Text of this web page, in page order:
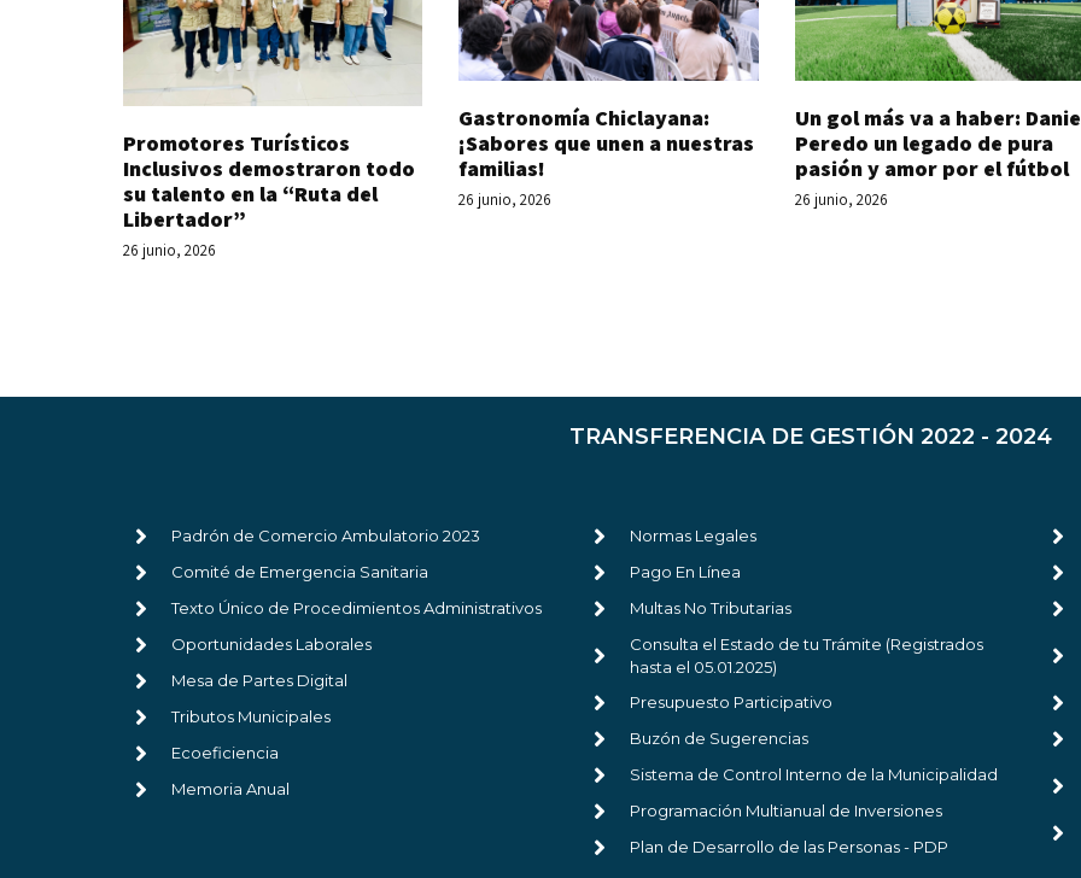
Promotores Turísticos
Inclusivos demostraron todo
su talento en la “Ruta del
Libertador”
26 junio, 2026
Gastronomía Chiclayana:
¡Sabores que unen a nuestras
familias!
26 junio, 2026
Un gol más va a haber:
Peredo un legado de pura
pasión y amor por el fútbol
26 junio, 2026
TRANSFERENCIA DE GESTIÓN 2022 - 2024
Padrón de Comercio Ambulatorio 2023
Comité de Emergencia Sanitaria
Texto Único de Procedimientos Administrativos
Oportunidades Laborales
Mesa de Partes Digital
Tributos Municipales
Ecoeficiencia
Memoria Anual
Normas Legales
Pago En Línea
Multas No Tributarias
Consulta el Estado de tu Trámite (Registrados
hasta el 05.01.2025)
Presupuesto Participativo
Buzón de Sugerencias
Sistema de Control Interno de la Municipalidad
Programación Multianual de Inversiones
Plan de Desarrollo de las Personas - PDP